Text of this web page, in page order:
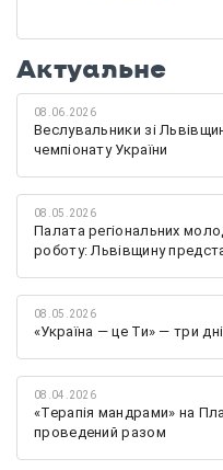
Актуальне
08.06.2026
Веслувальники зі
чемпіонату України
08.05.2026
Палата регіональних
роботу: Львівщину
08.05.2026
«Україна — це Ти» — три
08.04.2026
«Терапія мандрами» на
проведений разом